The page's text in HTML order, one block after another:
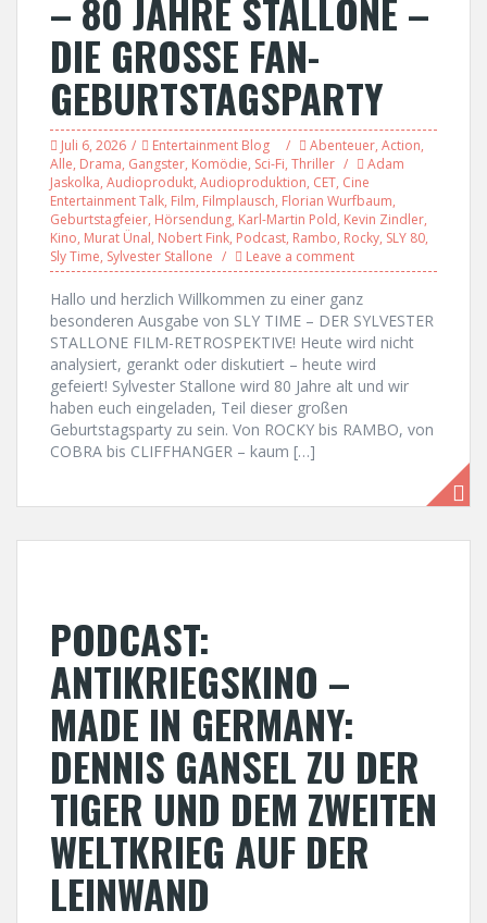
– 80 JAHRE STALLONE –
DIE GROSSE FAN-
GEBURTSTAGSPARTY
Juli 6, 2026 Entertainment Blog Abenteuer, Action,
Alle, Drama, Gangster, Komödie, Sci-Fi, Thriller
Adam
Jaskolka, Audioprodukt, Audioproduktion, CET, Cine
Entertainment Talk, Film, Filmplausch, Florian Wurfbaum,
Geburtstagfeier, Hörsendung, Karl-Martin Pold, Kevin Zindler,
Kino, Murat Ünal, Nobert Fink, Podcast, Rambo, Rocky, SLY 80,
Sly Time, Sylvester Stallone Leave a comment
Hallo und herzlich Willkommen zu einer ganz
besonderen Ausgabe von SLY TIME – DER SYLVESTER
STALLONE FILM-RETROSPEKTIVE! Heute wird nicht
analysiert, gerankt oder diskutiert – heute wird
gefeiert! Sylvester Stallone wird 80 Jahre alt und wir
haben euch eingeladen, Teil dieser großen
Geburtstagsparty zu sein. Von ROCKY bis RAMBO, von
COBRA bis CLIFFHANGER – kaum […]
PODCAST:
ANTIKRIEGSKINO –
MADE IN GERMANY:
DENNIS GANSEL ZU DER
TIGER UND DEM ZWEITEN
WELTKRIEG AUF DER
LEINWAND